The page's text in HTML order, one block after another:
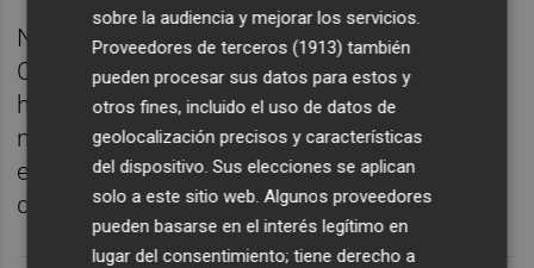
Nava llegará a la promoción tras disputar la
Copa del Rey, también en Alicante, y con el
hándicap de que tendrá que seleccionar el
número de extranjeros con los que afrontar
estos partidos para cumplir con las normas
de la eliminatoria.
sobre la audiencia y mejorar los servicios.
Proveedores de terceros (1913) también
pueden procesar sus datos para estos y
otros fines, incluido el uso de datos de
geolocalización precisos y características
del dispositivo. Sus elecciones se aplican
solo a este sitio web. Algunos proveedores
pueden basarse en el interés legítimo en
lugar del consentimiento; tiene derecho a